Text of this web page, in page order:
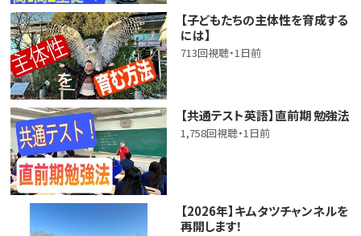
【子どもたちの主体性を育成する
には】
713回視聴・1日前
【共通テスト英語】直前期 勉強法
1,758回視聴・1日前
【2026年】キムタツチャンネルを
再開します！